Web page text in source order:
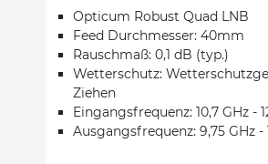
Opticum Robust Quad LNB
Feed Durchmesser: 40mm
Rauschmaß: 0,1 dB (typ.)
Wetterschutz:
Ziehen
Eingangsfrequenz: 10,7 GHz -
Ausgangsfrequenz: 9,75 GHz -